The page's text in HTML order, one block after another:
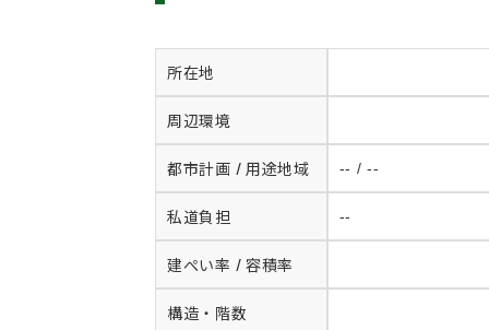
所在地
周辺環境
都市計画 / 用途地域 -- / --
私道負担 --
建ぺい率 / 容積率
構造・階数